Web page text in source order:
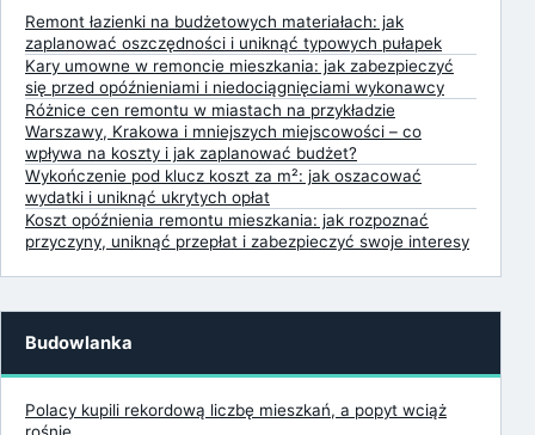
Remont łazienki na budżetowych materiałach: jak
zaplanować oszczędności i uniknąć typowych pułapek
Kary umowne w remoncie mieszkania: jak zabezpieczyć
się przed opóźnieniami i niedociągnięciami wykonawcy
Różnice cen remontu w miastach na przykładzie
Warszawy, Krakowa i mniejszych miejscowości – co
wpływa na koszty i jak zaplanować budżet?
Wykończenie pod klucz koszt za m²: jak oszacować
wydatki i uniknąć ukrytych opłat
Koszt opóźnienia remontu mieszkania: jak rozpoznać
przyczyny, uniknąć przepłat i zabezpieczyć swoje interesy
Budowlanka
Polacy kupili rekordową liczbę mieszkań, a popyt wciąż